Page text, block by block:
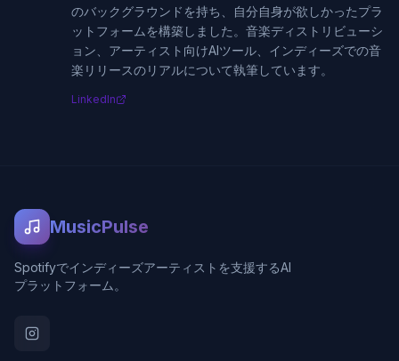
のバックグラウンドを持ち、自分自身が欲しかったプラ
ットフォームを構築しました。音楽ディストリビューシ
ョン、アーティスト向けAIツール、インディーズでの音
楽リリースのリアルについて執筆しています。
LinkedIn
MusicPulse
Spotifyでインディーズアーティストを支援するAI
プラットフォーム。